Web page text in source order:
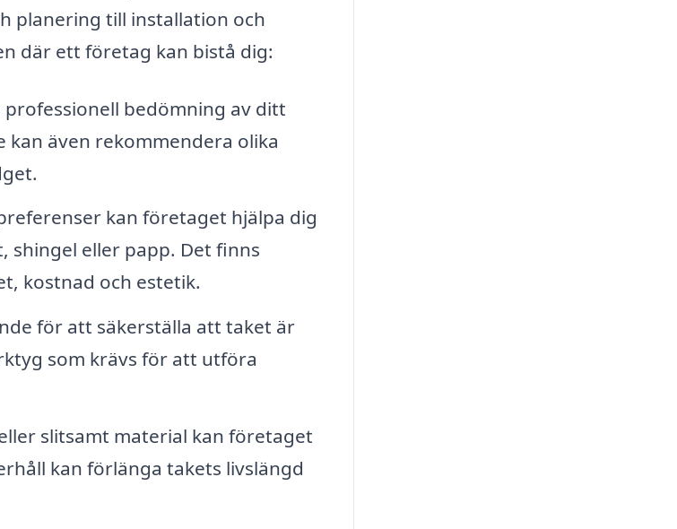
planering till installation och
där ett företag kan bistå dig:
professionell bedömning av ditt
kan även rekommendera olika
kan företaget hjälpa dig
shingel eller papp. Det finns
kostnad och estetik.
för att säkerställa att taket är
som krävs för att utföra
slitsamt material kan företaget
kan förlänga takets livslängd